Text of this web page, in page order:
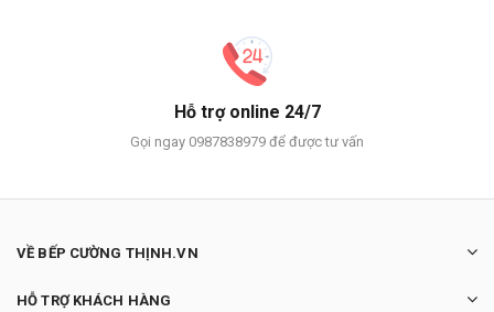
Hỗ trợ online 24/7
Gọi ngay 0987838979 để được tư vấn
VỀ BẾP CƯỜNG THỊNH.VN
HỖ TRỢ KHÁCH HÀNG